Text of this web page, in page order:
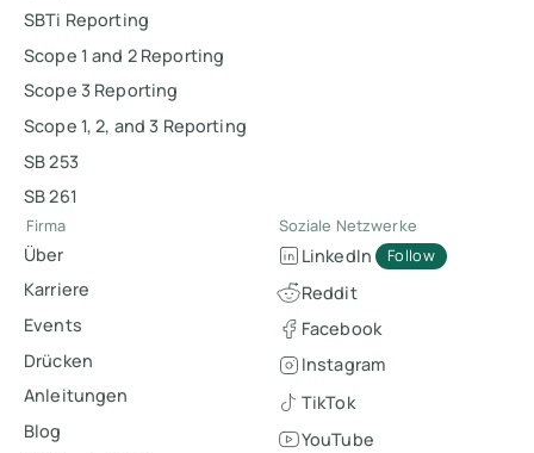
SBTi Reporting
Scope 1 and 2 Reporting
Scope 3 Reporting
Scope 1, 2, and 3 Reporting
SB 253
SB 261
Firma
Über
Karriere
Events
Drücken
Anleitungen
Blog
Soziale Netzwerke
LinkedIn Follow
Reddit
Facebook
Instagram
TikTok
YouTube